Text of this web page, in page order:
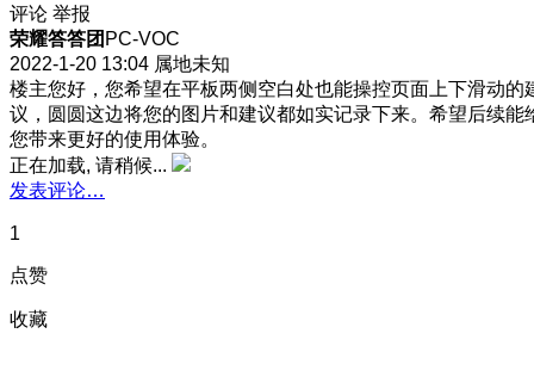
评论 举报
荣耀答答团 PC-VOC
2022-1-20 13:04 属地未知
楼主您好，您希望在平板两侧空白处也能操控页面上下滑动的
议，圆圆这边将您的图片和建议都如实记录下来。希望后续能
您带来更好的使用体验。
正在加载, 请稍候...
发表评论…
1
点赞
收藏